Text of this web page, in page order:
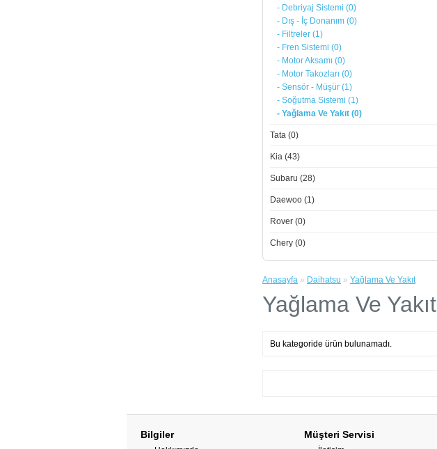
- Debriyaj Sistemi (0)
- Dış - İç Donanım (0)
- Filtreler (1)
- Fren Sistemi (0)
- Motor Aksamı (0)
- Motor Takozları (0)
- Sensör - Müşür (1)
- Soğutma Sistemi (1)
- Yağlama Ve Yakıt (0)
Tata (0)
Kia (43)
Subaru (28)
Daewoo (1)
Rover (0)
Chery (0)
Anasayfa » Daihatsu » Yağlama Ve Yakıt
Yağlama Ve Yakıt
Bu kategoride ürün bulunamadı.
Bilgiler Müşteri Servisi